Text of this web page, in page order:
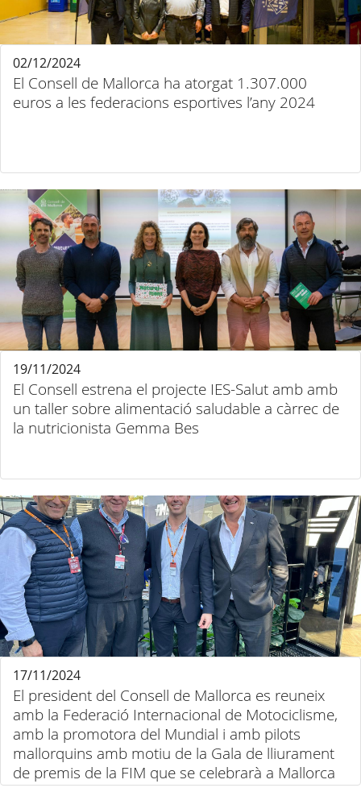
El Consell de Mallorca ha atorgat 1.307.000
euros a les federacions esportives l’any 2024
02/12/2024
El Consell estrena el projecte IES-Salut amb amb
un taller sobre alimentació saludable a càrrec de
la nutricionista Gemma Bes
19/11/2024
El president del Consell de Mallorca es reuneix
amb la Federació Internacional de Motociclisme,
amb la promotora del Mundial i amb pilots
mallorquins amb motiu de la Gala de lliurament
de premis de la FIM que se celebrarà a Mallorca
17/11/2024